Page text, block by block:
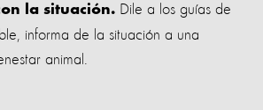
la situación. Dile a los guías de
informa de la situación a una
animal.